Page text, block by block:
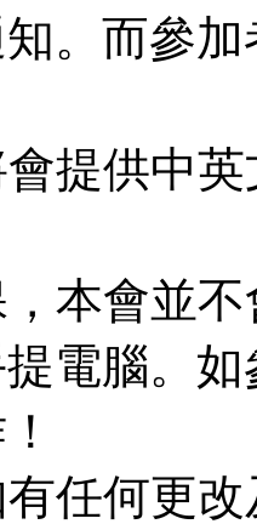
。而參
提供中
本會並
電腦。
任何更